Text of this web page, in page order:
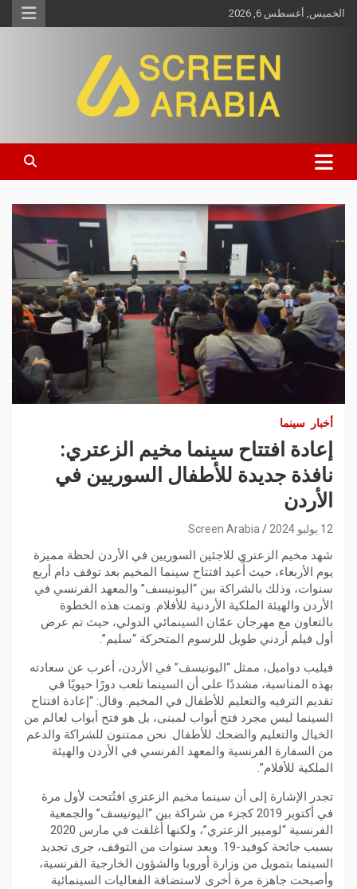
الخميس, أغسطس 6, 2026
Screen Arabia
أخبار سينما
إعادة افتتاح سينما مخيم الزعتري:
نافذة جديدة للأطفال السوريين في
الأردن
12 يوليو 2024 Screen Arabia
شهد مخيم الزعتري للاجئين السوريين في الأردن لحظة مميزة
يوم الأربعاء، حيث أُعيد افتتاح سينما المخيم بعد توقف دام أربع
سنوات، وذلك بالشراكة بين “اليونيسف” والمعهد الفرنسي في
الأردن والهيئة الملكية الأردنية للأفلام. وتمت هذه الخطوة
بالتعاون مع مهرجان عمّان السينمائي الدولي، حيث تم عرض
أول فيلم أردني طويل للرسوم المتحركة “سليم”.
فيليب دواميل، ممثل “اليونيسف” في الأردن، أعرب عن سعادته
بهذه المناسبة، مشددًا على أن السينما تلعب دورًا حيويًا في
تقديم الترفيه والتعليم للأطفال في المخيم. وقال: “إعادة افتتاح
السينما ليس مجرد فتح أبواب لمبنى، بل هو فتح أبواب لعالم من
الخيال والتعليم والضحك للأطفال. نحن ممتنون للشراكة والدعم
من السفارة الفرنسية والمعهد الفرنسي في الأردن والهيئة
الملكية للأفلام”.
تجدر الإشارة إلى أن سينما مخيم الزعتري افتُتحت لأول مرة
في أكتوبر 2019 كجزء من شراكة بين “اليونيسف” والجمعية
الفرنسية “لوميير الزعتري”، ولكنها أُغلقت في مارس 2020
بسبب جائحة كوفيد-19. وبعد سنوات من التوقف، جرى تجديد
السينما بتمويل من وزارة أوروبا والشؤون الخارجية الفرنسية،
وأصبحت جاهزة مرة أخرى لاستضافة الفعاليات السينمائية